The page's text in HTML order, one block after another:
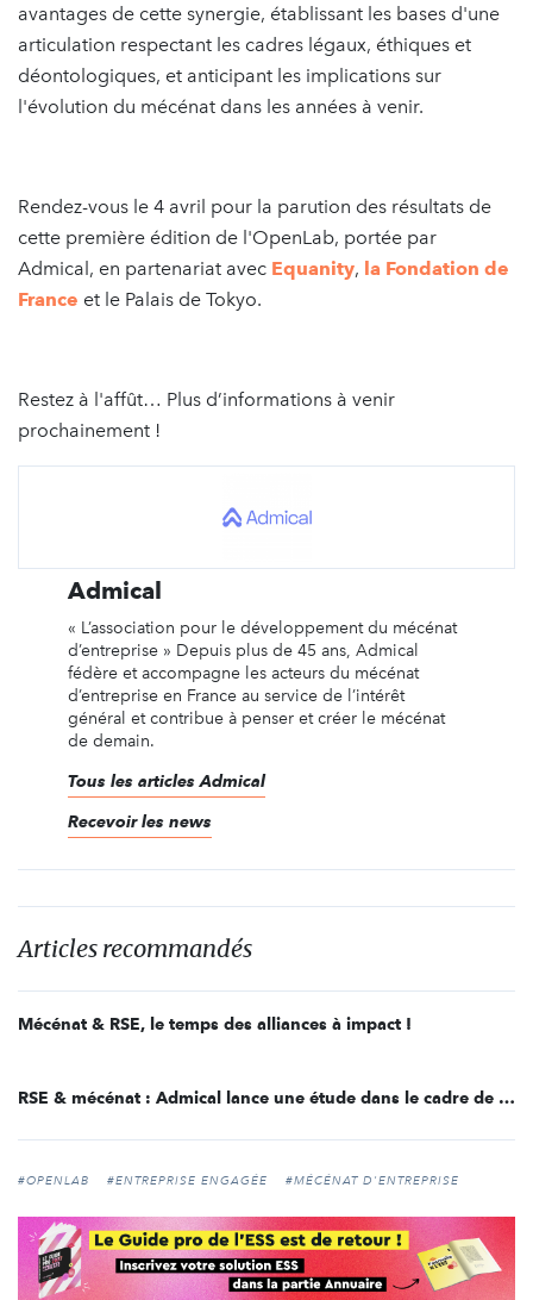
avantages de cette synergie, établissant les bases d'une
articulation respectant les cadres légaux, éthiques et
déontologiques, et anticipant les implications sur
l'évolution du mécénat dans les années à venir.
Rendez-vous le 4 avril pour la parution des résultats de
cette première édition de l'OpenLab, portée par
Admical, en partenariat avec Equanity, la Fondation de
France et le Palais de Tokyo.
Restez à l'affût… Plus d’informations à venir
prochainement !
Admical
« L’association pour le développement du mécénat
d’entreprise » Depuis plus de 45 ans, Admical
fédère et accompagne les acteurs du mécénat
d’entreprise en France au service de l’intérêt
général et contribue à penser et créer le mécénat
de demain.
Tous les articles Admical
Recevoir les news
Articles recommandés
Mécénat & RSE, le temps des alliances à impact !
RSE & mécénat : Admical lance une étude dans le cadre de l’OpenLob « RSE & Mécénat » !
#OPENLAB #ENTREPRISE ENGAGÉE #MÉCÉNAT D'ENTREPRISE